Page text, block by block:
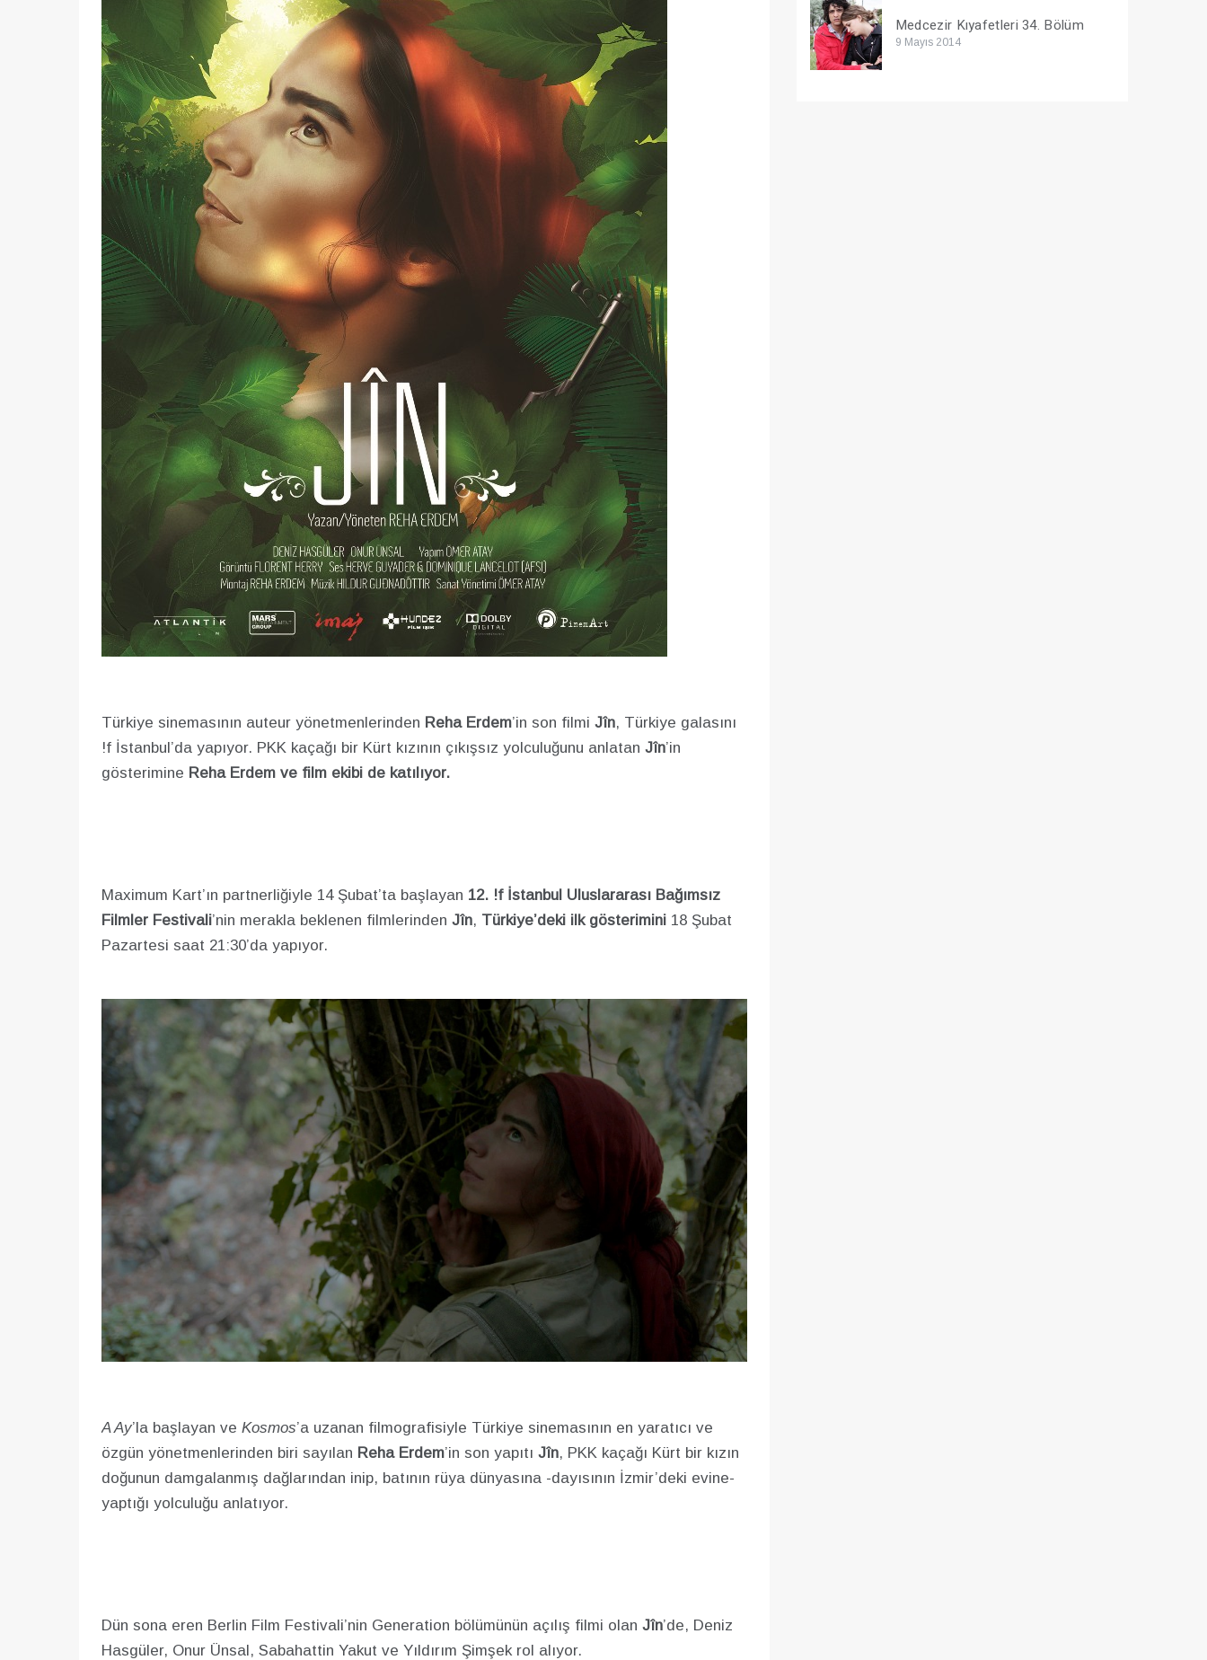
Türkiye sinemasının auteur yönetmenlerinden Reha Erdem’in son filmi Jîn, Türkiye galasını
!f İstanbul’da yapıyor. PKK kaçağı bir Kürt kızının çıkışsız yolculuğunu anlatan Jîn’in
gösterimine Reha Erdem ve film ekibi de katılıyor.
Maximum Kart’ın partnerliğiyle 14 Şubat’ta başlayan 12. !f İstanbul Uluslararası Bağımsız
Filmler Festivali’nin merakla beklenen filmlerinden Jîn, Türkiye’deki ilk gösterimini18 Şubat
Pazartesi saat 21:30’da yapıyor.
A Ay’la başlayan ve Kosmos’a uzanan filmografisiyle Türkiye sinemasının en yaratıcı ve
özgün yönetmenlerinden biri sayılan Reha Erdem’in son yapıtı Jîn, PKK kaçağı Kürt bir kızın
doğunun damgalanmış dağlarından inip, batının rüya dünyasına -dayısının İzmir’deki evine-
yaptığı yolculuğu anlatıyor.
Dün sona eren Berlin Film Festivali’nin Generation bölümünün açılış filmi olan Jîn’de, Deniz
Hasgüler, Onur Ünsal, Sabahattin Yakut ve Yıldırım Şimşek rol alıyor.
Medcezir Kıyafetleri 34. Bölüm
9 Mayıs 2014